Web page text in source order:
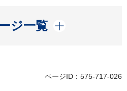
ジ一覧
開く
ページID：575-717-026